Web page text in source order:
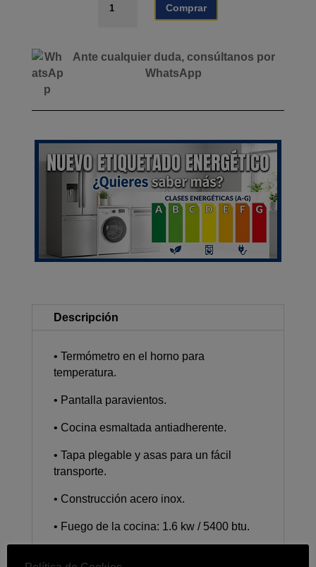
DE
COCINA
AIRMEC
Comprar
Ante cualquier duda, consúltanos por
WhatsApp
Descripción
• Termómetro en el horno para
temperatura.
• Pantalla paravientos.
• Cocina esmaltada antiadherente.
• Tapa plegable y asas para un fácil
transporte.
• Construcción acero inox.
• Fuego de la cocina: 1.6 kw / 5400 btu.